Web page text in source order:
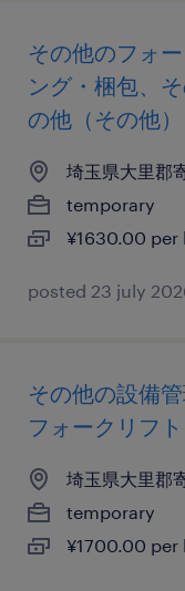
その他のフォ
ング・梱包、
の他（その他）
埼玉県大里郡
temporary
¥1630.00 per
posted 23 july
その他の設備
フォークリフト
埼玉県大里郡
temporary
¥1700.00 per